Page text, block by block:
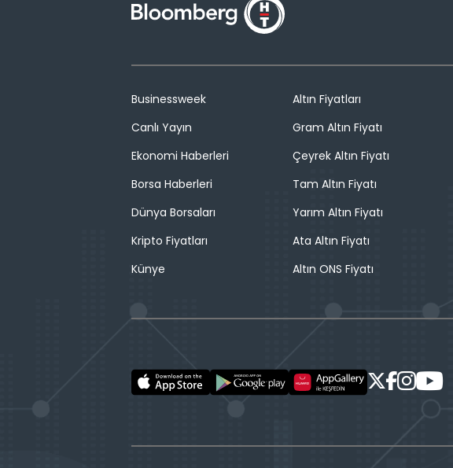
Businessweek
Canlı Yayın
Ekonomi Haberleri
Borsa Haberleri
Dünya Borsaları
Kripto Fiyatları
Künye
Altın Fiyatları
Gram Altın Fiyatı
Çeyrek Altın Fiyatı
Tam Altın Fiyatı
Yarım Altın Fiyatı
Ata Altın Fiyatı
Altın ONS Fiyatı